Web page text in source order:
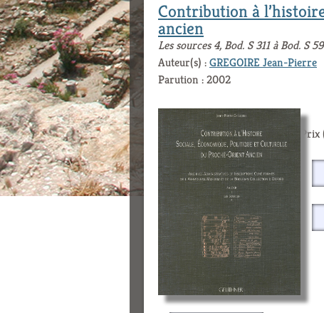
Contribution à
ancien
Les sources 4, Bod. S 311 à Bod. S
Auteur(s) :GREGOIRE Jean-Pierre
Parution : 2002